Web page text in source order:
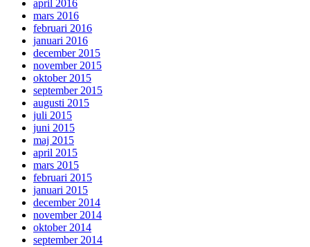
april 2016
mars 2016
februari 2016
januari 2016
december 2015
november 2015
oktober 2015
september 2015
augusti 2015
juli 2015
juni 2015
maj 2015
april 2015
mars 2015
februari 2015
januari 2015
december 2014
november 2014
oktober 2014
september 2014